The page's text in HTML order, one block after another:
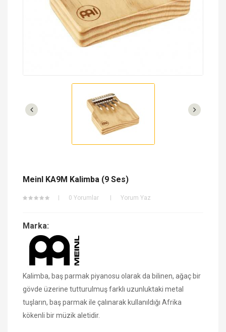
Meinl KA9M Kalimba (9 Ses)
0 Yorumlar Yorum Yaz
Marka:
Kalimba, baş parmak piyanosu olarak da bilinen, ağaç bir
gövde üzerine tutturulmuş farklı uzunluktaki metal
tuşların, baş parmak ile çalınarak kullanıldığı Afrika
kökenli bir müzik aletidir.